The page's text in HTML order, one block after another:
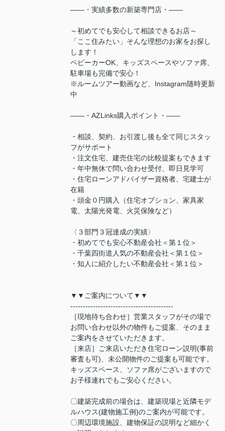
――・実績多数の新築専門店・――
～初めてでも安心して相談できるお店～
「ここ住みたい」そんな理想のお家をお探し
します！
ベビーカーOK、キッズスペースやソファ席、
駐車場も完備で安心！
※ルームツアー動画など、Instagram随時更新
中
――・AZLinks購入ポイント・――
・相談、契約、お引渡し後も全て同じスタッ
フがサポート
・注文住宅、建売住宅の比較提案もできます
・年中無休で問い合わせ受付、即日見学可
・住宅ローンアドバイザー資格者、宅建士が
在籍
・頭金０円購入（住宅オプション、家具家
電、太陽光発電、火災保険など）
〈３部門３冠達成の実績〉
・初めてでも安心不動産会社＜第１位＞
・千葉四街道人気の不動産会社＜第１位＞
・知人に紹介したい不動産会社＜第１位＞
▼▼ご案内について▼▼
-----------------------------------------
［現地待ち合わせ］営業スタッフがその場で
お問い合わせ以外の物件もご提案、そのまま
ご案内をさせていただきます。
［来店］ご来店いただき住宅ローン説明(事前
審査も可)、未公開物件のご提案も可能です。
キッズスペース、ソファ席がございますので
お子様連れでもご安心ください。
〇建築完成前の場合は、建築現場と近隣モデ
ルハウス(建物施工例)のご案内が可能です。
〇周辺環境施設、建物保証の説明など細かく